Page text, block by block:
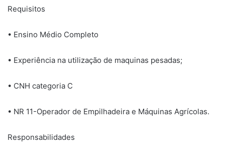
Requisitos
• Ensino Médio Completo
• Experiência na utilização de maquinas pesadas;
• CNH categoria C
• NR 11-Operador de Empilhadeira e Máquinas Agrícolas.
Responsabilidades